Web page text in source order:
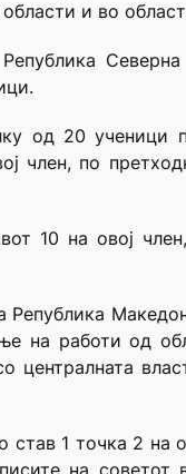
и во
Северна
од 20 ученици
член, по
10 на овој
на работи од
1 точка 2 на